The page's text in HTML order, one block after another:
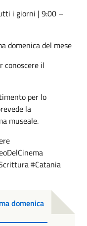
i giorni | 9:00 –
domenica del mese
conoscere il
per lo
la
museale.
#Catania
domenica